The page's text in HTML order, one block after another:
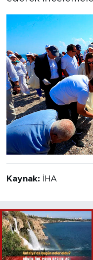
Kaynak: İHA